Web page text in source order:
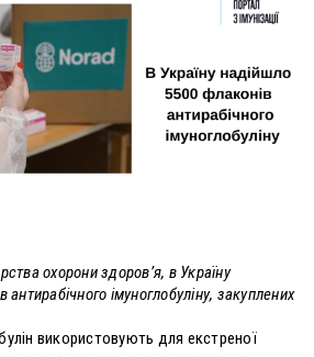
охорони здоров’я, в Україну
імуноглобуліну, закуплених
використовують для екстреної